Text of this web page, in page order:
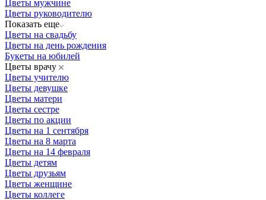
Цветы мужчине
Цветы руководителю
Показать еще
Цветы на свадьбу
Цветы на день рождения
Букеты на юбилей
Цветы врачу
Цветы учителю
Цветы девушке
Цветы матери
Цветы сестре
Цветы по акции
Цветы на 1 сентября
Цветы на 8 марта
Цветы на 14 февраля
Цветы детям
Цветы друзьям
Цветы женщине
Цветы коллеге